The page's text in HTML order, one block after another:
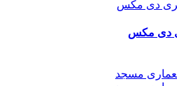
دی مکس